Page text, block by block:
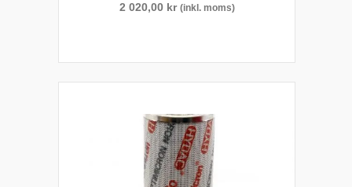
2 020,00 kr (inkl. moms)